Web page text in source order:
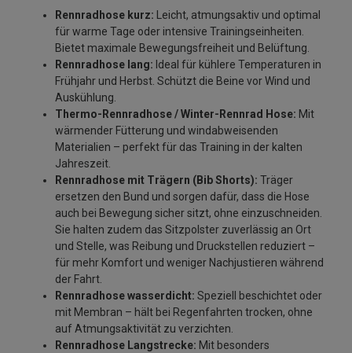
Rennradhose kurz:
Leicht, atmungsaktiv und optimal
für warme Tage oder intensive Trainingseinheiten.
Bietet maximale Bewegungsfreiheit und Belüftung.
Rennradhose lang: Ideal für kühlere Temperaturen in
Frühjahr und Herbst. Schützt die Beine vor Wind und
Auskühlung.
Thermo-Rennradhose / Winter-Rennrad Hose: Mit
wärmender Fütterung und windabweisenden
Materialien – perfekt für das Training in der kalten
Jahreszeit.
Rennradhose mit Trägern (Bib Shorts): Träger
ersetzen den Bund und sorgen dafür, dass die Hose
auch bei Bewegung sicher sitzt, ohne einzuschneiden.
Sie halten zudem das Sitzpolster zuverlässig an Ort
und Stelle, was Reibung und Druckstellen reduziert –
für mehr Komfort und weniger Nachjustieren während
der Fahrt.
Rennradhose wasserdicht: Speziell beschichtet oder
mit Membran – hält bei Regenfahrten trocken, ohne
auf Atmungsaktivität zu verzichten.
Rennradhose Langstrecke: Mit besonders